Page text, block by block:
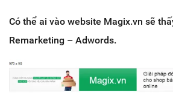
Có thể ai vào website Magix.vn sẽ
Remarketing – Adwords.